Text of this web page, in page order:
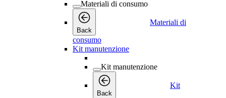
Materiali di consumo
Back
Materiali di
consumo
Kit manutenzione
Kit manutenzione
Back
Kit